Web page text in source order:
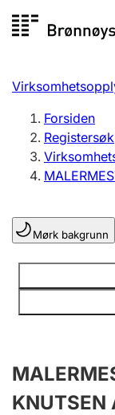
Registersøk
Aksjeselskap
Registrere,
Lag og
Registrere,
Innsending og
Forsiden
Registersøk
Mørk bakgrunn
Opplysninger er
KNUTSEN